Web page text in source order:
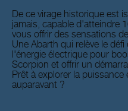
De ce virage historique est
jamais, capable d'atteindre
vous offrir des sensations
Une Abarth qui relève le
l'énergie électrique pour
Scorpion et offrir un
Prêt à explorer la
auparavant ?